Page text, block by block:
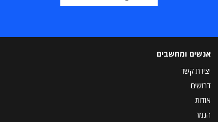
אנשים ומחשבים
יצירת קשר
דרושים
אודות
הנמר